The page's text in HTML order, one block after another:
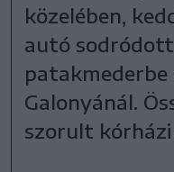
közelében,
autó
patakmederbe
Galonyánál.
szorult